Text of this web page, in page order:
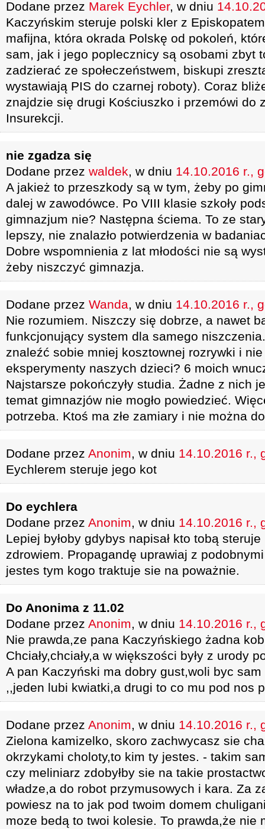
Dodane przez Marek Eychler, w dniu
Kaczyńskim steruje polski kler z
mafijna, która okrada Polskę od pokoleń,
sam, jak i jego poplecznicy są osobami zbyt
zadzierać ze społeczeństwem, biskupi
wystawiają PIS do czarnej roboty). Coraz
znajdzie się drugi Kościuszko i przemówi do
Insurekcji.
nie zgadza się
Dodane przez waldek, w dniu 14.10.2016 r.,
A jakież to przeszkody są w tym, żeby po
dalej w zawodówce. Po VIII klasie szkoły
gimnazjum nie? Następna ściema. To ze
lepszy, nie znalazło potwierdzenia w
Dobre wspomnienia z lat młodości nie są
żeby niszczyć gimnazja.
Dodane przez Wanda, w dniu 14.10.2016 r.,
Nie rozumiem. Niszczy się dobrze, a nawet
funkcjonujący system dla samego
znaleźć sobie mniej kosztownej rozrywki i nie
eksperymenty naszych dzieci? 6 moich
Najstarsze pokończyły studia. Żadne z nich
temat gimnazjów nie mogło powiedzieć.
potrzeba. Ktoś ma złe zamiary i nie można
Dodane przez Anonim, w dniu 14.10.2016 r.,
Eychlerem steruje jego kot
Do eychlera
Dodane przez Anonim, w dniu 14.10.2016 r.,
Lepiej byłoby gdybys napisał kto tobą
zdrowiem. Propagandę uprawiaj z
jestes tym kogo traktuje sie na poważnie.
Do Anonima z 11.02
Dodane przez Anonim, w dniu 14.10.2016 r.,
Nie prawda,ze pana Kaczyńskiego żadna
Chciały,chciały,a w większości były z urody
A pan Kaczyński ma dobry gust,woli byc
,,jeden lubi kwiatki,a drugi to co mu pod nos
Dodane przez Anonim, w dniu 14.10.2016 r.,
Zielona kamizelko, skoro zachwycasz sie
okrzykami choloty,to kim ty jestes. - takim
czy meliniarz zdobyłby sie na takie
władze,a do robot przymusowych i kara. Za
powiesz na to jak pod twoim domem
moze bedą to twoi kolesie. To prawda,że nie